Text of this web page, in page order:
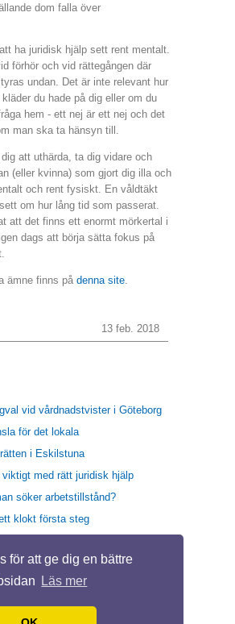
för att ge dig en bättre
Läs mer
dom falla över
ha juridisk hjälp sett rent mentalt.
förhör och vid rättegången där
undan. Det är inte relevant hur
du hade på dig eller om du
hem - ett nej är ett nej och det
man ska ta hänsyn till.
att uthärda, ta dig vidare och
(eller kvinna) som gjort dig illa och
och rent fysiskt. En våldtäkt
om hur lång tid som passerat.
att det finns ett enormt mörkertal i
dags att börja sätta fokus på
ämne finns på denna site.
13 feb. 2018
vid vårdnadstvister i Göteborg
för det lokala
i Eskilstuna
med rätt juridisk hjälp
söker arbetstillstånd?
klokt första steg
en fastighetsjurist i Stockholm
våldtäktsoffer i Göteborg